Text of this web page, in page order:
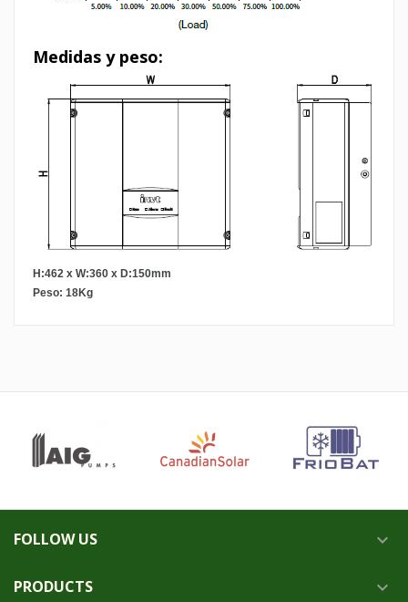
Medidas y peso:
H:462 x W:360 x D:150mm
Peso: 18Kg
FOLLOW US 
PRODUCTS 